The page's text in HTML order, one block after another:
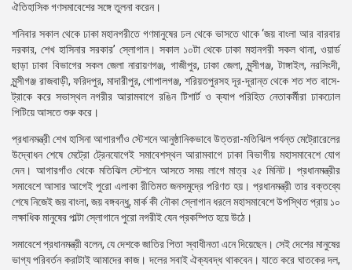
ঐতিহাসিক গণসমাবেশের সঙ্গে তুলনা করেন।
শনিবার সকাল থেকে ঢাকা মহানগরীতে গণমানুষের ঢল থেকে ভাসতে থাকে ‘জয় বাংলা আর বারবার
দরকার, শেখ হাসিনার সরকার’ স্লোগান। সকাল ১০টা থেকে ঢাকা মহানগরী সকল থানা, ওয়ার্ড
ছাড়া ঢাকা বিভাগের সকল জেলা নারায়ণগঞ্জ, গাজীপুর, ঢাকা জেলা, মুন্সীগঞ্জ, টাঙ্গাইল, নরসিংদী,
মুন্সীগঞ্জ রাজবাড়ী, ফরিদপুর, মাদারীপুর, গোপালগঞ্জ, শরিয়তপুরসহ দূর-দূরান্ত থেকে শত শত বাসে-
ট্রাকে করে সভাস্থল নগরীর আরামবাগে রঙিন টিশার্ট ও ক্যাপ পরিহিত নেতাকর্মীরা ঢাকঢোল
পিটিয়ে আসতে শুরু করে।
প্রধানমন্ত্রী শেখ হাসিনা আগারগাঁও স্টেশনে আনুষ্ঠানিকভাবে উত্তরা-মতিঝিল পর্যন্ত মেট্রোরেলের
উদ্বোধন শেষে মেট্রো ট্রেনযোগেই সমাবেশস্থল আরামবাগে ঢাকা বিভাগীয় মহাসমাবেশে যোগ
দেন। আগারগাঁও থেকে মতিঝিল স্টেশনে আসতে সময় লাগে মাত্র ২৫ মিনিট। প্রধানমন্ত্রীর
সমাবেশে আসার আগেই পুরো এলাকা রীতিমত জনসমুদ্রে পরিণত হয়। প্রধানমন্ত্রী তার বক্তব্যে
শেষে নিজেই জয় বাংলা, জয় বঙ্গবন্ধু, মার্ক কী নৌকা স্লোগান ধরলে মহাসমাবেশে উপস্থিত প্রায় ১০
লক্ষাধিক মানুষের পাল্টা স্লোগানে পুরো নগরীই যেন প্রকম্পিত হয়ে উঠে।
সমাবেশে প্রধানমন্ত্রী বলেন, যে দেশকে জাতির পিতা স্বাধীনতা এনে দিয়েছেন। সেই দেশের মানুষের
ভাগ্য পরিবর্তন করাটাই আমাদের কাজ। দলের সবাই ঐক্যবদ্ধ থাকবেন। যাতে করে ঘাতকের দল,